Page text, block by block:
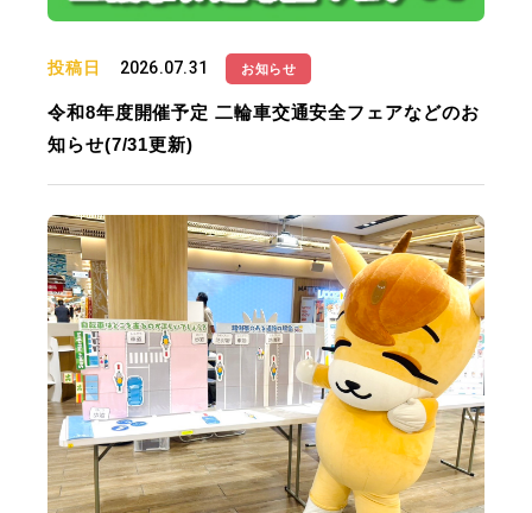
投稿日 2026.07.31 お知らせ
令和8年度開催予定 二輪車交通安全フェアなどのお
知らせ(7/31更新)